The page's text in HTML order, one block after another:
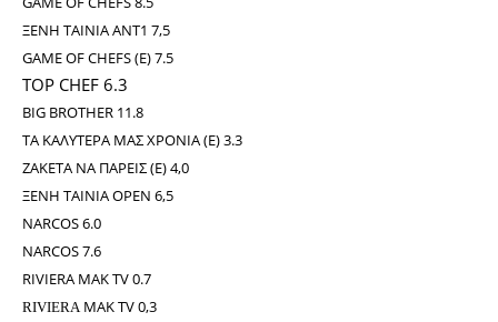
ΞΕΝΗ ΤΑΙΝΙΑ ΑΝΤ1 7,5
GAME OF CHEFS (Ε) 7.5
TOP CHEF 6.3
BIG BROTHER 11.8
ΤΑ ΚΑΛΥΤΕΡΑ ΜΑΣ ΧΡΟΝΙΑ (Ε) 3.3
ΖΑΚΕΤΑ ΝΑ ΠΑΡΕΙΣ (Ε) 4,0
ΞΕΝΗ ΤΑΙΝΙΑ ΟPEN 6,5
NARCOS 6.0
NARCOS 7.6
RIVIERA ΜΑΚ TV 0.7
RIVIERA ΜΑΚ TV 0,3